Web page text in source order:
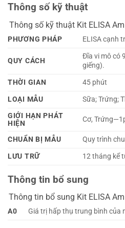
Thông số kỹ thuật
Thông số kỹ thuật Kit ELISA
PHƯƠNG PHÁP ELISA cạnh
QUY CÁCH
Đĩa vi mô có
giếng).
THỜI GIAN
45 phút
LOẠI MẪU
Sữa; Trứng;
GIỚI HẠN PHÁT
HIỆN
Cơ,
CHUẨN BỊ MẪU
Quy trình
LƯU TRỮ
12 tháng kể
Thông tin bổ sung
Thông tin bổ sung Kit ELISA
A0 Giá trị hấp thụ trung bình của